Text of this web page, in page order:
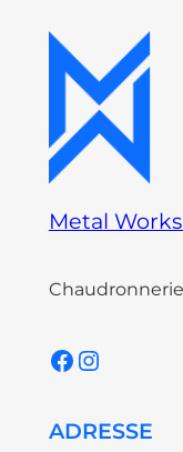
Metal
Facebook Instagram
ADRESSE